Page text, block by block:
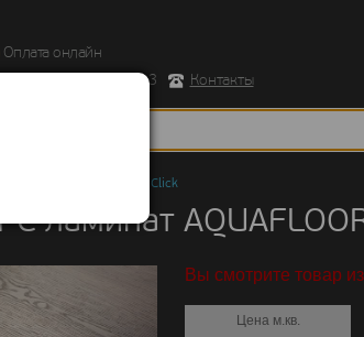
Оплата онлайн
д.43 корпус 3
Контакты
RealWood Click
ламинат
Вы смотрите товар
Цена м.кв.